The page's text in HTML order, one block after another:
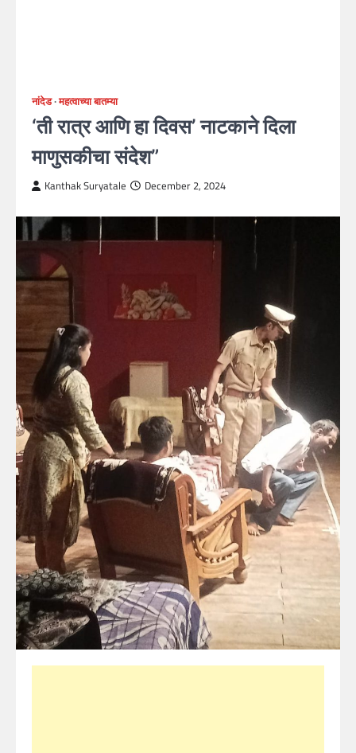
नांदेड महत्वाच्या बातम्या
‘ती रात्र आणि हा दिवस’ नाटकाने दिला
माणुसकीचा संदेश”
Kanthak Suryatale December 2, 2024